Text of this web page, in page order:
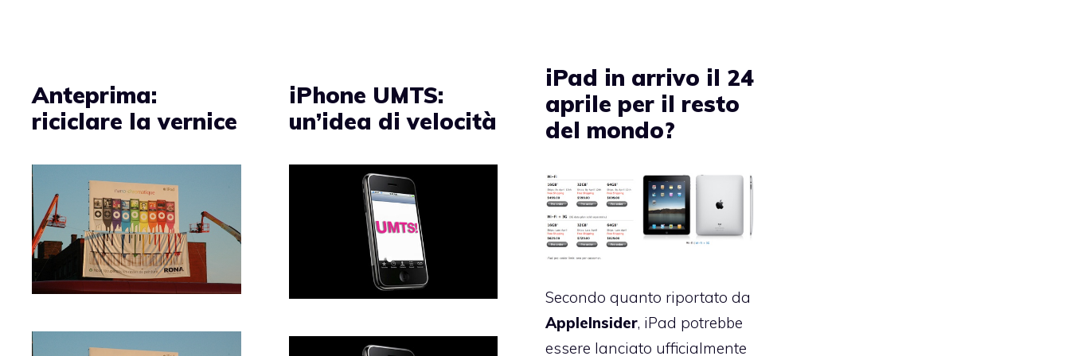
iPad in arrivo il 24
aprile per il resto
del mondo?
Secondo quanto riportato da
AppleInsider, iPad potrebbe
essere lanciato ufficialmente
Anteprima:
riciclare la vernice
iPhone UMTS:
un’idea di velocità